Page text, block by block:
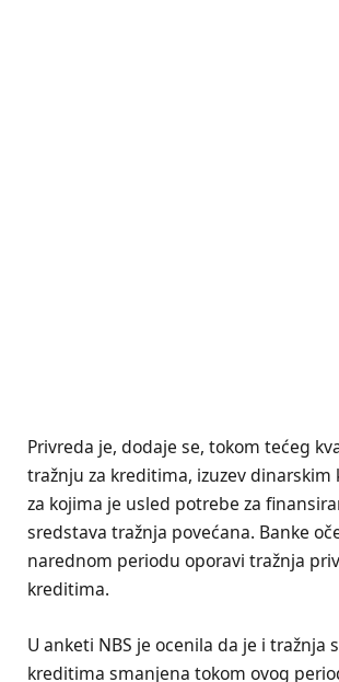
Privreda je, dodaje se, tokom tećeg
tražnju za kreditima, izuzev dinarskim
za kojima je usled potrebe za
sredstava tražnja povećana. Banke
narednom periodu oporavi tražnja
kreditima.
U anketi NBS je ocenila da je i tražnja
kreditima smanjena tokom ovog